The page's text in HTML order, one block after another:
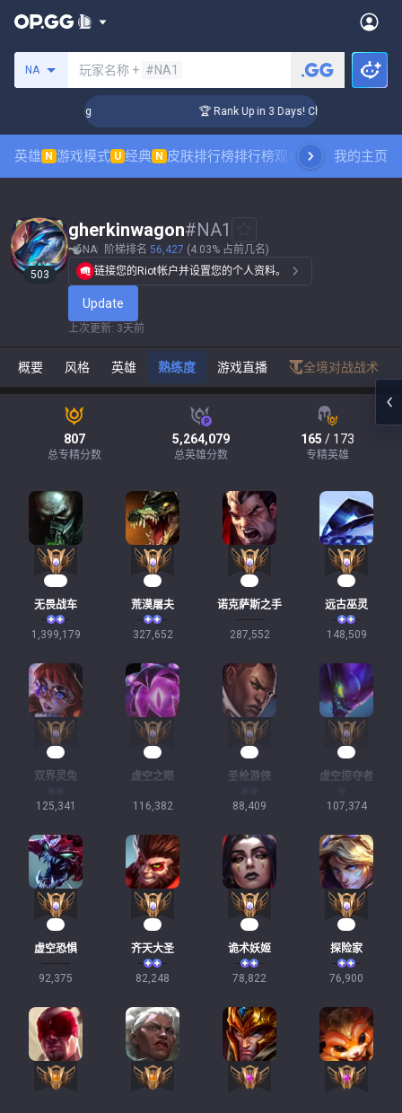
NA 玩家名称 + #NA1
🏆 Rank Up in 3 Days! Challenger
英雄 N 游戏模式 U 经典 N 皮肤排行榜排行榜观看职业比赛数据统
我的主页
503
gherkinwagon#NA1
NA 阶梯排名 56,427 (4.03% 占前几名)
链接您的Riot帐户并设置您的个人资料。
Update
上次更新: 3天前
概要 风格 英雄 熟练度 游戏直播 全境对战战术
807
总专精分数
5,264,079
总英雄分数
165 / 173
专精英雄
无畏战车
1,399,179
荒漠屠夫
327,652
诺克萨斯之手
287,552
远古巫灵
148,509
双界灵兔
125,341
虚空之眼
116,382
圣枪游侠
88,409
虚空掠夺者
107,374
虚空恐惧
92,375
齐天大圣
82,248
诡术妖姬
78,822
探险家
76,900